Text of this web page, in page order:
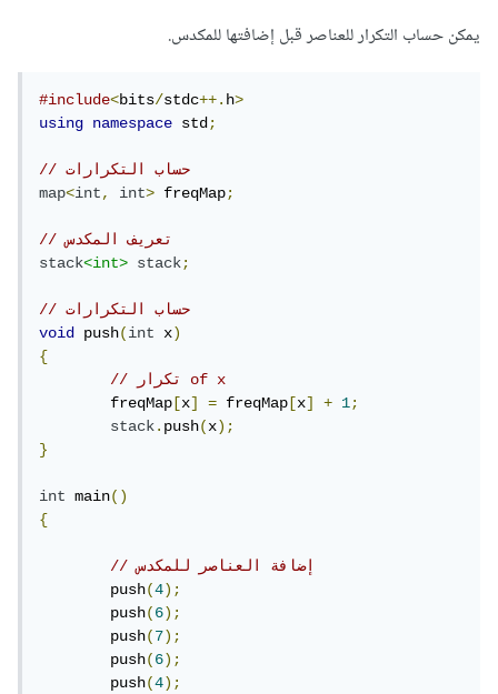
يمكن حساب التكرار للعناصر قبل إضافتها للمكدس.
#include<bits/stdc++.h>
using
namespace std;
// حساب التكرارات
map<int, int> freqMap;
// تعريف المكدس
stack<int> stack;
// حساب التكرارات
void push(int x)
{
// تكرار of x
	freqMap
[x] = freqMap [x] + 1;
stack.push(x);
}
int main()
{
// إضافة العناصر للمكدس
	push
(4);
	push
(6);
	push
(7);
	push
(6);
  	push
(4);